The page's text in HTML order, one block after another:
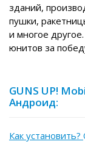
зданий,
пушки,
и многое
юнитов за
GUNS UP!
Андроид:
Как установить?